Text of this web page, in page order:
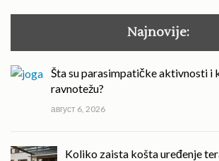
Najnovije:
Šta su parasimpatičke aktivnosti i
ravnotežu?
август 6, 2026
Koliko zaista košta uređenje